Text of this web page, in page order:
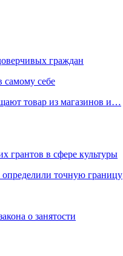
граждан
самому себе
товар из магазинов и…
грантов в сфере культуры
точную границу
о занятости